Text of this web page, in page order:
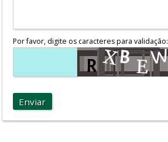
Por favor, digite os caracteres para validação:
Enviar